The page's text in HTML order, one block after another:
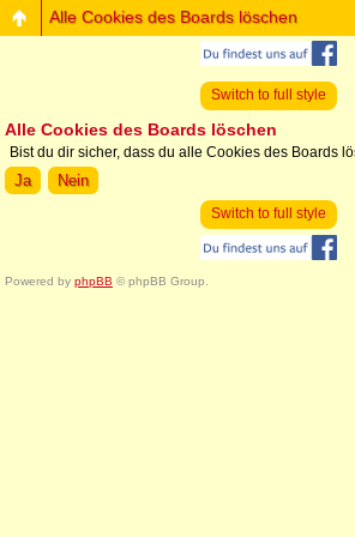
Alle Cookies des Boards löschen
Switch to full style
Alle Cookies des Boards löschen
Bist du dir sicher, dass du alle Cookies des Boards
Switch to full style
Powered by phpBB © phpBB Group.